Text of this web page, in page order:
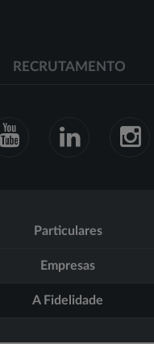
RECRUTAMENTO
Particulares
Empresas
A Fidelidade